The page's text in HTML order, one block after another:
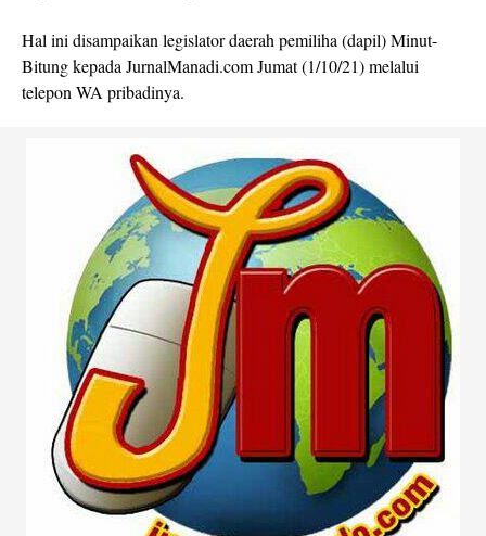
Hal ini disampaikan legislator daerah pemiliha (dapil) Minut-
Bitung kepada JurnalManadi.com Jumat (1/10/21) melalui
telepon WA pribadinya.